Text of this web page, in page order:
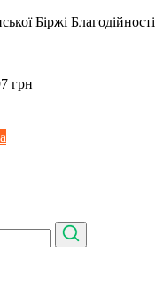
Біржі Благодійності
грн